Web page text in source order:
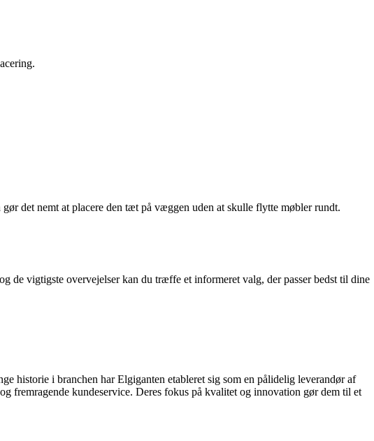
det nemt at placere den tæt på væggen uden at skulle flytte møbler rundt.
de vigtigste overvejelser kan du træffe et informeret valg, der passer bedst til dine
historie i branchen har Elgiganten etableret sig som en pålidelig leverandør af
fremragende kundeservice. Deres fokus på kvalitet og innovation gør dem til et